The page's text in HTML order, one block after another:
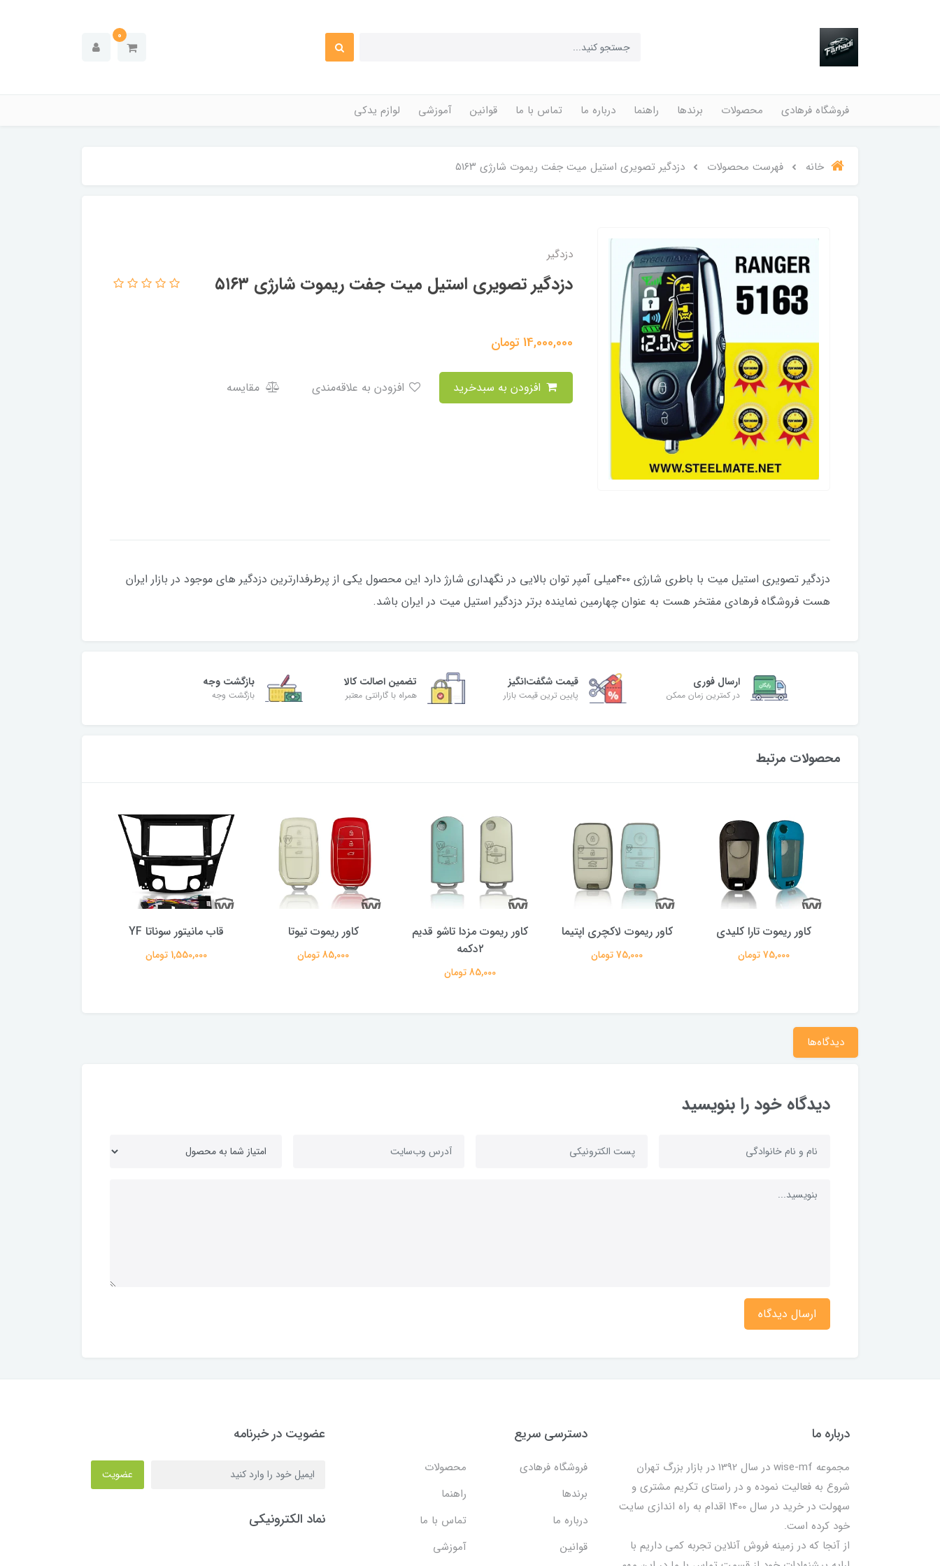
0
فروشگاه فرهادی محصولات برندها راهنما درباره ما تماس با ما قوانین آموزشی لوازم یدکی
خانه فهرست محصولات دزدگیر تصویری استیل میت جفت ریموت شارژی ۵۱۶۳
دزدگیر
دزدگیر تصویری استیل میت جفت ریموت شارژی ۵۱۶۳
14,000,000تومان
مقایسه
دزدگیر تصویری استیل میت با باطری شارژی ۴۰۰میلی آمپر توان بالایی در نگهداری شارژ دارد این محصول یکی از پرطرفدارترین دزدگیر های موجود در بازار ایران
هست فروشگاه فرهادی مفتخر هست به عنوان چهارمین نماینده برتر دزدگیر استیل میت در ایران باشد.
ارسال فوری
در کمترین زمان ممکن
قیمت شگفت‌انگیز
پایین ترین قیمت بازار
تضمین اصالت کالا
همراه با گارانتی معتبر
بازگشت وجه
بازگشت وجه
محصولات مرتبط
کاور ریموت تارا کلیدی
75,000 تومان
کاور ریموت لاکچری اپتیما
75,000 تومان
کاور ریموت مزدا تاشو قدیم
۲دکمه
85,000 تومان
کاور ریموت تیوتا
85,000 تومان
قاب مانیتور سوناتا YF
1,550,000 تومان
دیدگاه‌ها
دیدگاه خود را بنویسید
ارسال دیدگاه
درباره ما
مجموعه wise-mf در سال 1392 در بازار بزرگ تهران
شروع به فعالیت نموده و در راستای تکریم مشتری و
سهولت در خرید در سال 1400 اقدام به راه اندازی سایت
خود کرده است.
از آنجا که در زمینه فروش آنلاین تجربه کمی داریم با
دسترسی سریع
فروشگاه فرهادی
محصولات
برندها
راهنما
درباره ما
تماس با ما
قوانین
آموزشی
عضویت در خبرنامه
عضویت
نماد الکترونیکی